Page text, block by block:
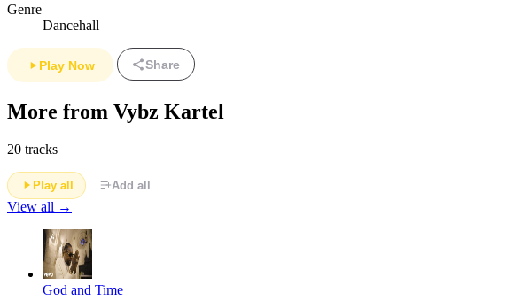
Genre
Dancehall
Play Now Share
More from Vybz Kartel
20 tracks
Play all Add all
View all →
God and Time